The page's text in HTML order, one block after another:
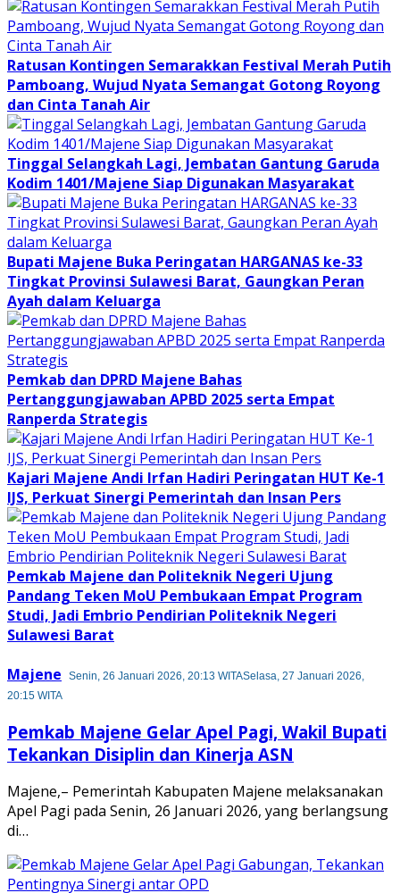
Ratusan Kontingen Semarakkan Festival Merah Putih
Pamboang, Wujud Nyata Semangat Gotong Royong
dan Cinta Tanah Air
Tinggal Selangkah Lagi, Jembatan Gantung Garuda
Kodim 1401/Majene Siap Digunakan Masyarakat
Bupati Majene Buka Peringatan HARGANAS ke-33
Tingkat Provinsi Sulawesi Barat, Gaungkan Peran
Ayah dalam Keluarga
Pemkab dan DPRD Majene Bahas
Pertanggungjawaban APBD 2025 serta Empat
Ranperda Strategis
Kajari Majene Andi Irfan Hadiri Peringatan HUT Ke-1
IJS, Perkuat Sinergi Pemerintah dan Insan Pers
Pemkab Majene dan Politeknik Negeri Ujung
Pandang Teken MoU Pembukaan Empat Program
Studi, Jadi Embrio Pendirian Politeknik Negeri
Sulawesi Barat
Majene
Senin, 26 Januari 2026, 20:13 WITASelasa, 27 Januari 2026,
20:15 WITA
Pemkab Majene Gelar Apel Pagi, Wakil Bupati
Tekankan Disiplin dan Kinerja ASN
Majene,– Pemerintah Kabupaten Majene melaksanakan
Apel Pagi pada Senin, 26 Januari 2026, yang berlangsung
di…